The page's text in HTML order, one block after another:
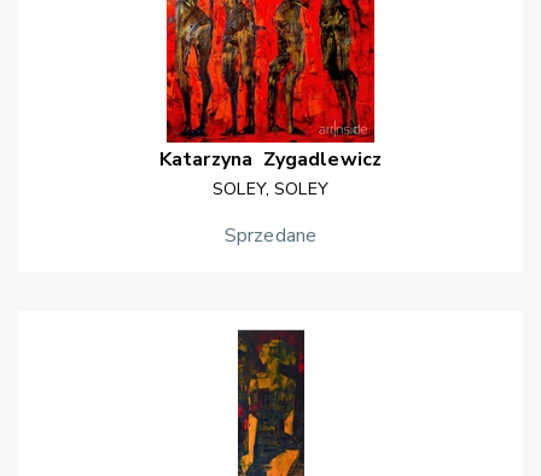
Katarzyna Zygadlewicz
SOLEY, SOLEY
Sprzedane